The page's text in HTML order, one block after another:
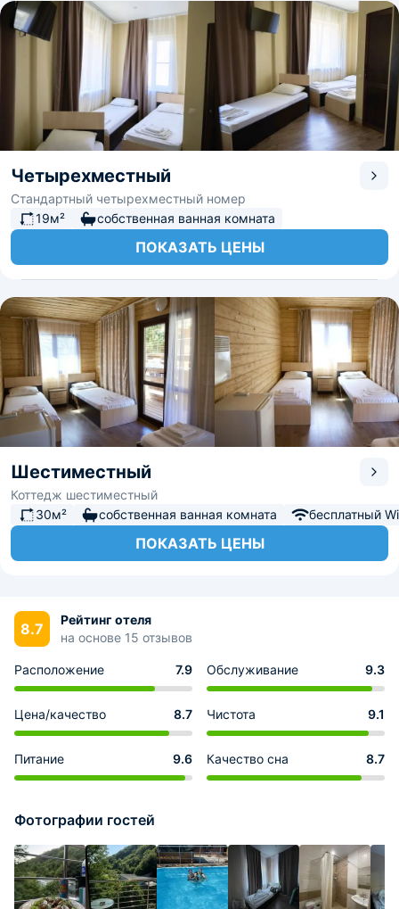
Четырехместный
Стандартный четырехместный номер
19м²
собственная ванная комната
ПОКАЗАТЬ ЦЕНЫ
Шестиместный
Коттедж шестиместный
30м²
собственная ванная комната бесплатный
ПОКАЗАТЬ ЦЕНЫ
8.7
Рейтинг отеля
на основе 15 отзывов
Расположение 7.9 Обслуживание 9.3
Цена/качество 8.7 Чистота 9.1
Питание 9.6 Качество сна 8.7
Фотографии гостей